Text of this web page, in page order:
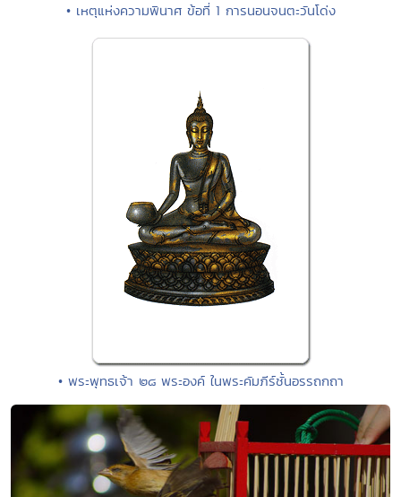
• เหตุแห่งความพินาศ ข้อที่ 1 การนอนจนตะวันโด่ง
• พระพุทธเจ้า ๒๘ พระองค์ ในพระคัมภีร์ชั้นอรรถกถา